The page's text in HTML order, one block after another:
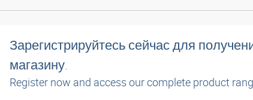
Зарегистрируйтесь сейчас для
магазину.
Register now and access our complete product